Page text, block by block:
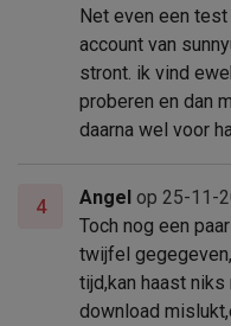
Net even een
account van
stront. ik vind
proberen en dan
daarna wel voor
4 Angel op 25-11-
Toch nog een
twijfel
tijd,kan haast
download